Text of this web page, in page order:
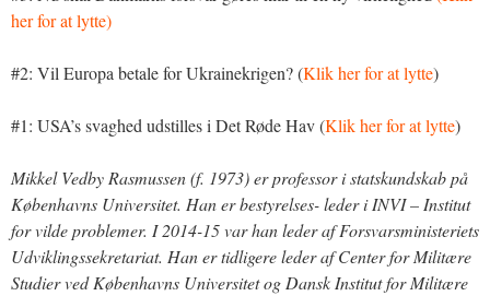
her for at lytte)
#2: Vil Europa betale for Ukrainekrigen? (Klik her for at lytte)
#1: USA’s svaghed udstilles i Det Røde Hav (Klik her for at lytte)
Mikkel Vedby Rasmussen (f. 1973) er professor i statskundskab på
Københavns Universitet. Han er bestyrelses- leder i INVI – Institut
for vilde problemer. I 2014-15 var han leder af Forsvarsministeriets
Udviklingssekretariat. Han er tidligere leder af Center for Militære
Studier ved Københavns Universitet og Dansk Institut for Militære